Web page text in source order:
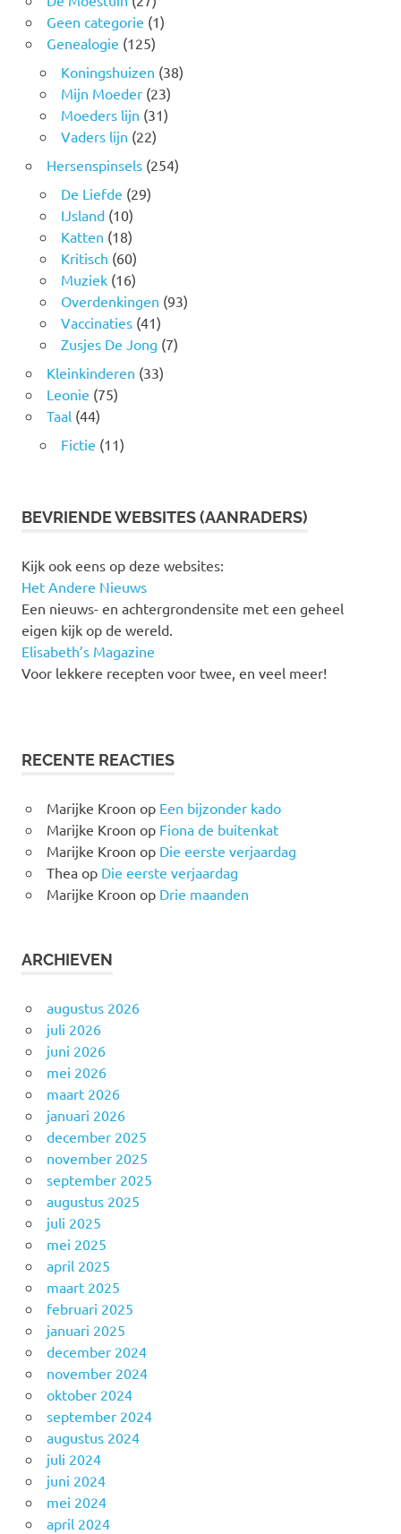
Geen categorie (1)
Genealogie (125)
Koningshuizen (38)
Mijn Moeder(23)
Moeders lijn (31)
Vaders lijn (22)
Hersenspinsels(254)
De Liefde (29)
IJsland(10)
Katten (18)
Kritisch (60)
Muziek(16)
Overdenkingen (93)
Vaccinaties(41)
Zusjes De Jong (7)
Kleinkinderen (33)
Leonie (75)
Taal(44)
Fictie (11)
BEVRIENDE WEBSITES (AANRADERS)
Kijk ook eens op deze websites:
Het Andere Nieuws
Een nieuws- en achtergrondensite met een geheel
eigen kijk op de wereld.
Elisabeth’s Magazine
Voor lekkere recepten voor twee, en veel meer!
RECENTE REACTIES
Marijke Kroon op Een bijzonder kado
Marijke Kroon op Fiona de buitenkat
Marijke Kroon op Die eerste verjaardag
Theaop Die eerste verjaardag
Marijke Kroon op Drie maanden
ARCHIEVEN
augustus 2026
juli 2026
juni 2026
mei 2026
maart 2026
januari 2026
december 2025
november 2025
september 2025
augustus 2025
juli 2025
mei 2025
april 2025
maart 2025
februari 2025
januari 2025
december 2024
november 2024
oktober 2024
september 2024
augustus 2024
juli 2024
juni 2024
mei 2024
april 2024